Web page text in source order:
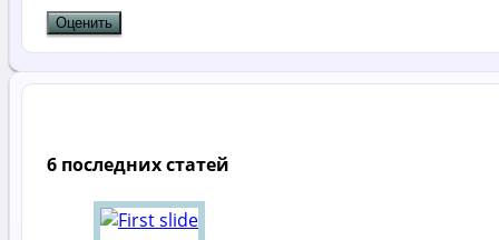
6 последних статей